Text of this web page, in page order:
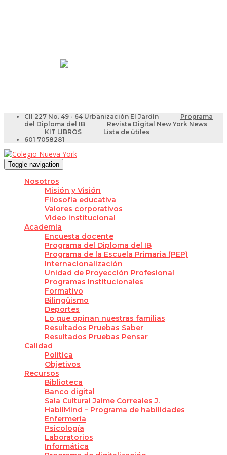
Cll 227 No. 49 - 64 Urbanización El Jardín
Programa
del Diploma del IB
Revista Digital New York News
KIT LIBROS
Lista de útiles
601 7058281
Toggle navigation
Nosotros
Misión y Visión
Filosofía educativa
Valores corporativos
Video institucional
Academia
Encuesta docente
Programa del Diploma del IB
Programa de la Escuela Primaria (PEP)
Internacionalización
Unidad de Proyección Profesional
Programas Institucionales
Formativo
Bilingüismo
Deportes
Lo que opinan nuestras familias
Resultados Pruebas Saber
Resultados Pruebas Pensar
Calidad
Política
Objetivos
Recursos
Biblioteca
Banco digital
Sala Cultural Jaime Correales J.
HabilMind – Programa de habilidades
Enfermería
Psicología
Laboratorios
Informática